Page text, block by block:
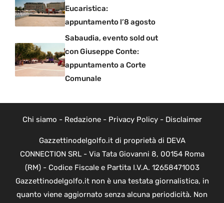
Eucaristica:
appuntamento l’8 agosto
Sabaudia, evento sold out
con Giuseppe Conte:
appuntamento a Corte
Comunale
Chi siamo - Redazione- Privacy Policy- Disclaimer
Gazzettinodelgolfo.it di proprietà di DEVA
CONNECTION SRL - Via Tata Giovanni 8, 00154 Roma
(RM) - Codice Fiscale e Partita I.V.A. 12658471003
Gazzettinodelgolfo.it non è una testata giornalistica, in
quanto viene aggiornato senza alcuna periodicità. Non